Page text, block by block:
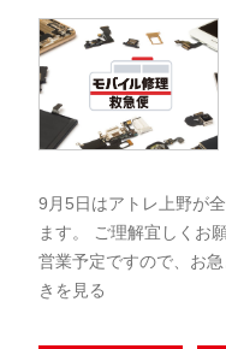
9月5日はアトレ上野が
ます。 ご理解宜しくお
営業予定ですので、お
きを見る